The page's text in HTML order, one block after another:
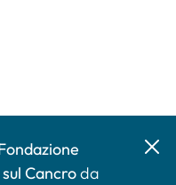
Cancroda